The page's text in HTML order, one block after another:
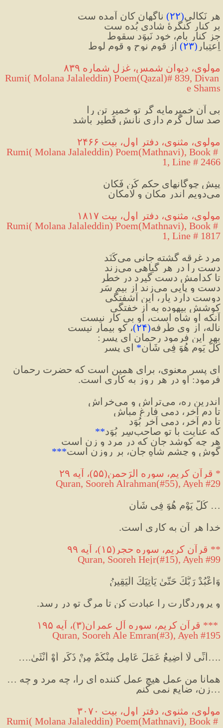
هر نَکالی(۲۲) ناگهان کان آمده ست
بر کنار کُنگرهٔ شادی بُده ست
جز کنار بام، خود نَبوَد سقوط
اِعتِبار (۲۳) از قوم نوح و قوم لوط
مولوی، دیوان شمس، غزل شماره ۸۳۹
Rumi( Molana Jalaleddin) Poem(Qazal)# 839, Divan
e Shams
بی آن خمیرمایه گر تو خمیر تن را
صد سال گرم داری نانش فَطیر باشد
مولوی، مثنوی، دفتر اول، بیت ۲۴۶۶
Rumi( Molana Jalaleddin) Poem(Mathnavi), Book #
1, Line # 2466
پیش چوگانهای حکم کُن فَکان
می‌دویم اندر مکان و لامکان
مولوی، مثنوی، دفتر اول، بیت ۱۸۱۷
Rumi( Molana Jalaleddin) Poem(Mathnavi), Book #
1, Line # 1817
مرد غرقه گشته جانی می‌کَنَد
دست را در هر گیاهی می‌زند
تا کدامش دست گیرد در خطر
دست و پایی می‌زند از بیمِ سَر
دوست دارد یار، این آشفتگی
کوشش بیهوده به از خفتگی
آنکه او شاه است، او بی کار نیست
ناله، از وی طُرفه(۲۴)، کو بیمار نیست
بهر این فرمود رحمان ای پسر:
کُلُّ یَومٍ هُوَ فِی شَأن* ای پسر
فرمود: او در هر روز به کاری است.
اندرین ره، می‌تراش و می‌خراش
تا دم آخر، دمی فارغ مباش
تا دم آخر، دمی آخر بُوَد
که عنایت با تو صاحب‌سِر بُوَد
**
هر چه کوشد جان که در مرد و زن است
گوش و چشم شاهِ جان، بر روزن است***
* قرآن کریم، سوره الرَحمن(۵۵)، آیه ۲۹
Quran, Sooreh Alrahman(#55), Ayeh #29
… كُلَّ يَوْمٍ هُوَ فِي شَأْنٍ
خدا هر آن به کاری است.
** قرآن کریم، سوره حجر (۱۵)، آیه ۹۹
Quran, Sooreh Hejr(#15), Ayeh #99
وَاعْبُدْ رَبَّكَ حَتَّىٰ يَأْتِيَكَ الْيَقِينُ
و پروردگارت را عبادت کن تا مرگ تو در رسد.
قرآن کریم، سوره آل عمران(۳)
، آیه ۱۹۵ ***
Quran, Sooreh Ale Emran(#3), Ayeh #195
….أَنِّي لَا أُضِيعُ عَمَلَ عَامِلٍ مِنْكُمْ مِنْ ذَكَرٍ أَوْ أُنْثَىٰ….
…همانا من عمل هیچ عمل کننده ای را، چه مرد و چه
زن، ضایع نمی کنم…
مولوی، مثنوی، دفتر اول، بیت ۳۰۷۰
Rumi( Molana Jalaleddin) Poem(Mathnavi), Book #